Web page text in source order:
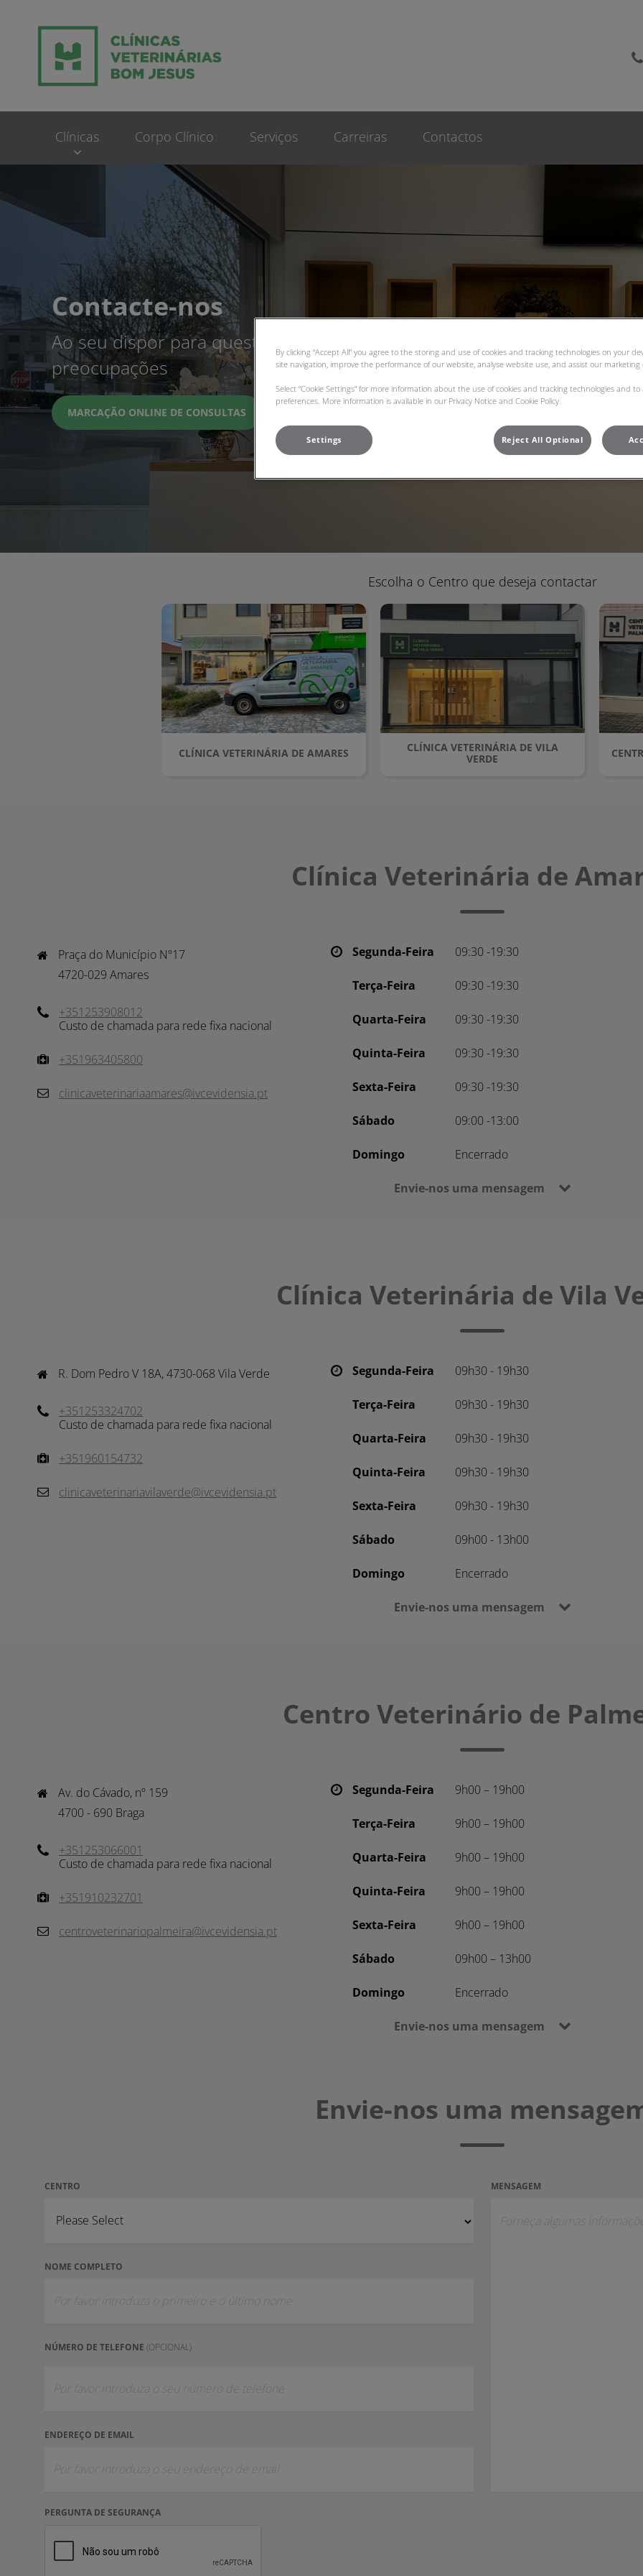
Clínicas Corpo Clínico Serviços Carreiras Contactos
Contacte-nos
Ao seu dispor para questões, dúvidas e
preocupações
MARCAÇÃO ONLINE DE CONSULTAS
Escolha o Centro que deseja contactar
CLÍNICA VETERINÁRIA DE AMARES
CLÍNICA VETERINÁRIA DE VILA
VERDE
Clínica Veterinária de
Praça do Município Nº17
4720-029 Amares
+351253908012
Custo de chamada para rede fixa nacional
+351963405800
clinicaveterinariaamares@ivcevidensia.pt
Segunda-Feira 09:30 -19:30
Terça-Feira 09:30 -19:30
Quarta-Feira 09:30 -19:30
Quinta-Feira 09:30 -19:30
Sexta-Feira 09:30 -19:30
Sábado 09:00 -13:00
Domingo Encerrado
Envie-nos uma mensagem
Clínica Veterinária de Vila
R. Dom Pedro V 18A, 4730-068 Vila Verde
+351253324702
Custo de chamada para rede fixa nacional
+351960154732
clinicaveterinariavilaverde@ivcevidensia.pt
Segunda-Feira 09h30 - 19h30
Terça-Feira 09h30 - 19h30
Quarta-Feira 09h30 - 19h30
Quinta-Feira 09h30 - 19h30
Sexta-Feira 09h30 - 19h30
Sábado 09h00 - 13h00
Domingo Encerrado
Envie-nos uma mensagem
Centro Veterinário de
Av. do Cávado, nº 159
4700 - 690 Braga
+351253066001
Custo de chamada para rede fixa nacional
+351910232701
centroveterinariopalmeira@ivcevidensia.pt
Segunda-Feira 9h00 – 19h00
Terça-Feira 9h00 – 19h00
Quarta-Feira 9h00 – 19h00
Quinta-Feira 9h00 – 19h00
Sexta-Feira 9h00 – 19h00
Sábado 09h00 – 13h00
Domingo Encerrado
Envie-nos uma mensagem
Envie-nos uma
CENTRO
NOME COMPLETO
NÚMERO DE TELEFONE (OPCIONAL)
ENDEREÇO DE EMAIL
PERGUNTA DE SEGURANÇA
MENSAGEM
By clicking “Accept All” you agree to the storing and use of cookies and tracking technologies on your
site navigation, improve the performance of our website, analyse website use, and assist our marketing
Select “Cookie Settings” for more information about the use of cookies and tracking technologies and
preferences. More information is available in our Privacy Notice and Cookie Policy.
Settings Reject All Optional